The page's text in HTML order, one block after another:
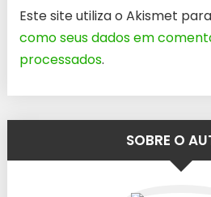
Este site utiliza o Akismet
como seus dados em
processados.
SOBRE O